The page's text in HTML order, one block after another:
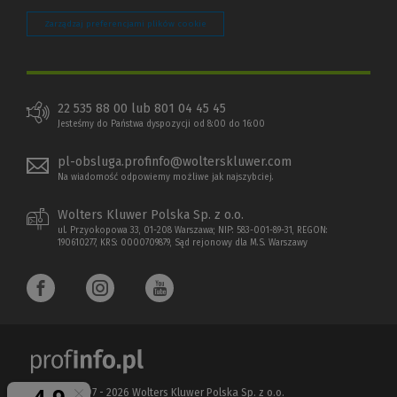
Zarządzaj preferencjami plików cookie
22 535 88 00 lub 801 04 45 45
Jesteśmy do Państwa dyspozycji od 8:00 do 16:00
pl-obsluga.profinfo@wolterskluwer.com
Na wiadomość odpowiemy możliwe jak najszybciej.
Wolters Kluwer Polska Sp. z o.o.
ul. Przyokopowa 33, 01-208 Warszawa; NIP: 583-001-89-31, REGON:
190610277, KRS: 0000709879, Sąd rejonowy dla M.S. Warszawy
Copyright 1997 - 2026 Wolters Kluwer Polska Sp. z o.o.